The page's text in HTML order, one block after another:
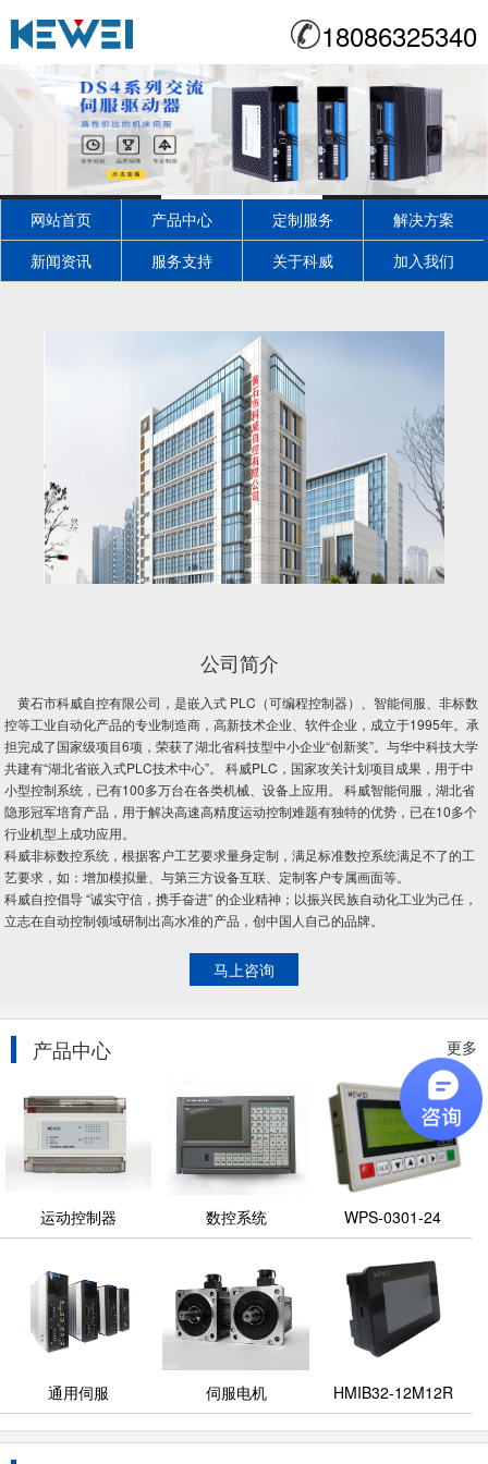
18086325340
网站首页 产品中心 定制服务
解决方案
新闻资讯
服务支持 关于科威 加入我们
公司简介
黄石市科威自控有限公司，是嵌入式 PLC（可编程控制器）、智能伺服、非标数
控等工业自动化产品的专业制造商，高新技术企业、软件企业，成立于1995年。承
担完成了国家级项目6项，荣获了湖北省科技型中小企业“创新奖”。与华中科技大学
共建有“湖北省嵌入式PLC技术中心”。 科威PLC，国家攻关计划项目成果，用于中
小型控制系统，已有100多万台在各类机械、设备上应用。 科威智能伺服，湖北省
隐形冠军培育产品，用于解决高速高精度运动控制难题有独特的优势，已在10多个
行业机型上成功应用。
科威非标数控系统，根据客户工艺要求量身定制，满足标准数控系统满足不了的工
艺要求，如：增加模拟量、与第三方设备互联、定制客户专属画面等。
科威自控倡导 “诚实守信，携手奋进” 的企业精神；以振兴民族自动化工业为己任，
立志在自动控制领域研制出高水准的产品，创中国人自己的品牌。
马上咨询
更多
产品中心
运动控制器 数控系统 WPS-0301-24
通用伺服 伺服电机 HMIB32-12M12R